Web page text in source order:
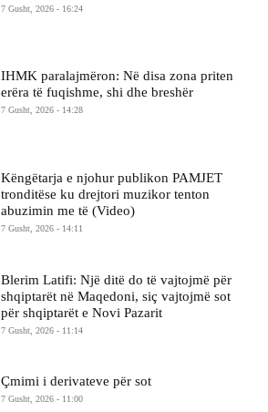
7 Gusht, 2026 - 16:24
IHMK paralajmëron: Në disa zona priten
erëra të fuqishme, shi dhe breshër
7 Gusht, 2026 - 14:28
Këngëtarja e njohur publikon PAMJET
tronditëse ku drejtori muzikor tenton
abuzimin me të (Video)
7 Gusht, 2026 - 14:11
Blerim Latifi: Një ditë do të vajtojmë për
shqiptarët në Maqedoni, siç vajtojmë sot
për shqiptarët e Novi Pazarit
7 Gusht, 2026 - 11:14
Çmimi i derivateve për sot
7 Gusht, 2026 - 11:00